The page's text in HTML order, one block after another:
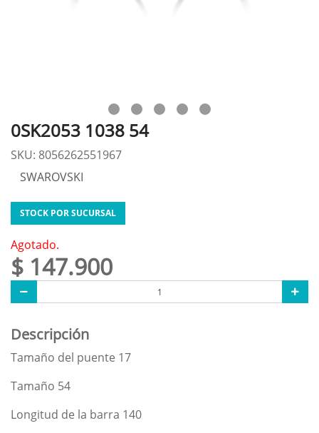
0SK2053 1038 54
SKU: 8056262551967
SWAROVSKI
STOCK POR SUCURSAL
Agotado.
$ 147.900
Descripción
Tamaño del puente 17
Tamaño 54
Longitud de la barra 140